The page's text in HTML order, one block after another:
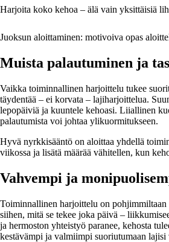
Harjoita koko kehoa – älä vain yksittäisiä
Juoksun aloittaminen: motivoiva opas
Muista palautuminen ja
Vaikka toiminnallinen harjoittelu tukee
täydentää – ei korvata – lajiharjoittelua.
lepopäiviä ja kuuntele kehoasi. Liiallinen
palautumista voi johtaa ylikuormitukseen.
Hyvä nyrkkisääntö on aloittaa yhdellä
viikossa ja lisätä määrää vähitellen, kun
Vahvempi ja
Toiminnallinen harjoittelu on pohjimmiltaan
siihen, mitä se tekee joka päivä –
ja hermoston yhteistyö paranee, kehosta
kestävämpi ja valmiimpi suoriutumaan lajisi